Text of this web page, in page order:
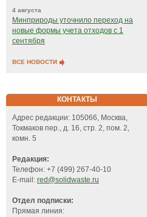
4 августа
Минприроды уточнило переход на
новые формы учета отходов с 1
сентября
ВСЕ НОВОСТИ
КОНТАКТЫ
Адрес редакции: 105066, Москва,
Токмаков пер., д. 16, стр. 2, пом. 2,
комн. 5
Редакция:
Телефон: +7 (499) 267-40-10
E-mail: red@solidwaste.ru
Отдел подписки:
Прямая линия: